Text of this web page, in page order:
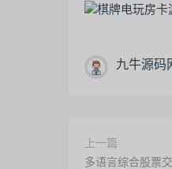
九牛源码
上一篇
多语言综合股票